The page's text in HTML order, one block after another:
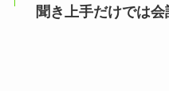
聞き上手だけでは会